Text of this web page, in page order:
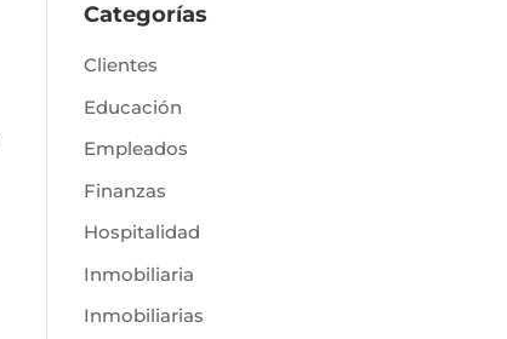
Categorías
Clientes
Educación
Empleados
Finanzas
Hospitalidad
Inmobiliaria
Inmobiliarias